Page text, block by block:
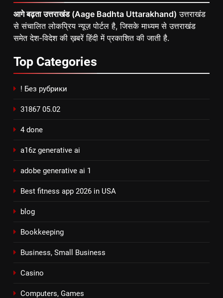
आगे बढ़ता उत्तराखंड (Aage Badhta Uttarakhand) उत्तराखंड
से संचालित लोकप्रिय न्यूज़ पोर्टल है, जिसके माध्यम से उत्तराखंड
समेत देश-विदेश की ख़बरें हिंदी में प्रकाशित की जाती है.
Top Categories
! Без рубрики
31867 05.02
4 done
a16z generative ai
adobe generative ai 1
Best fitness app 2026 in USA
blog
Bookkeeping
Business, Small Business
Casino
Computers, Games